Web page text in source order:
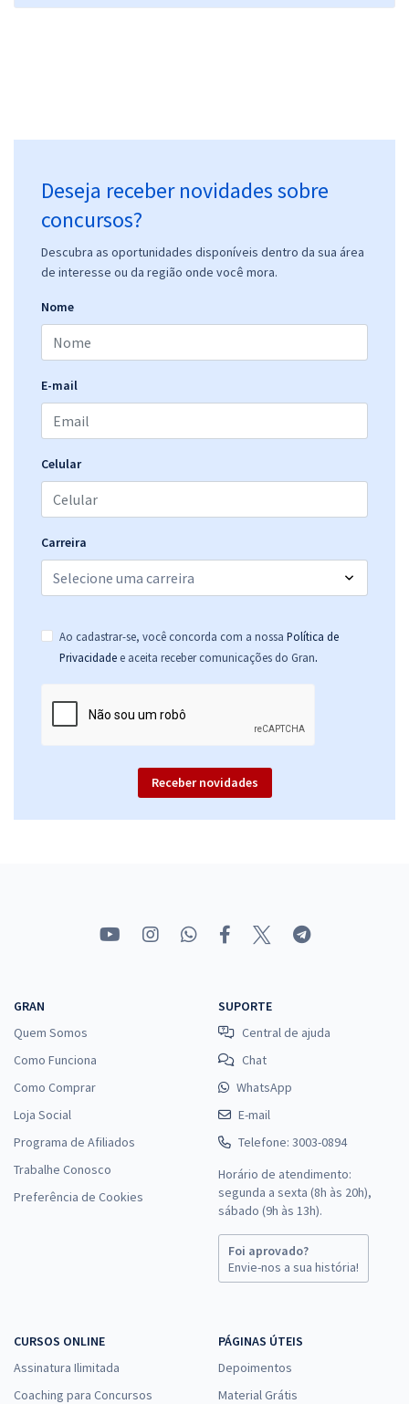
Deseja receber novidades sobre
concursos?
Descubra as oportunidades disponíveis dentro da sua área
de interesse ou da região onde você mora.
Nome
E-mail
Celular
Carreira
Ao cadastrar-se, você concorda com a nossa Política de
Privacidade e aceita receber comunicações do Gran.
Receber novidades
GRAN
Quem Somos
Como Funciona
Como Comprar
Loja Social
Programa de Afiliados
Trabalhe Conosco
Preferência de Cookies
SUPORTE
Central de ajuda
Chat
WhatsApp
E-mail
Telefone: 3003-0894
Horário de atendimento:
segunda a sexta (8h às 20h),
sábado (9h às 13h).
Foi aprovado?
Envie-nos a sua história!
CURSOS ONLINE
Assinatura Ilimitada
Coaching para Concursos
PÁGINAS ÚTEIS
Depoimentos
Material Grátis